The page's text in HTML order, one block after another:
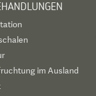
im Ausland